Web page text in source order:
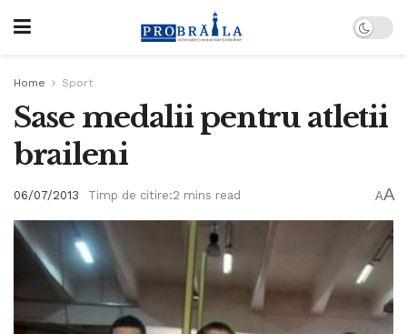
Home Sport
Sase medalii pentru atletii
braileni
06/07/2013 Timp de citire:2 mins read AA